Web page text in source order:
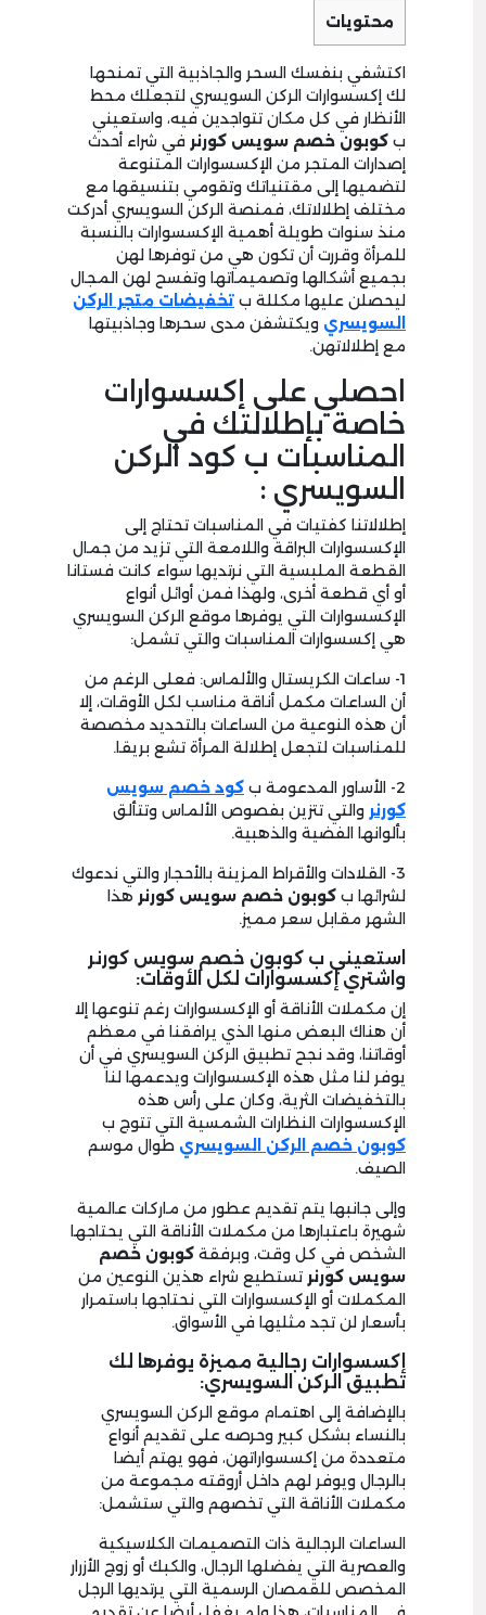
محتويات
اكتشفي بنفسك السحر والجاذبية التي تمنحها
لك إكسسوارات الركن السويسري لتجعلك محط
الأنظار في كل مكان تتواجدين فيه، واستعيني
ب كوبون خصم سويس كورنر في شراء أحدث
إصدارات المتجر من الإكسسوارات المتنوعة
لتضميها إلى مقتنياتك وتقومي بتنسيقها مع
مختلف إطلالاتك، فمنصة الركن السويسري أدركت
منذ سنوات طويلة أهمية الإكسسوارات بالنسبة
للمرأة وقررت أن تكون هي من توفرها لهن
بجميع أشكالها وتصميماتها وتفسح لهن المجال
ليحصلن عليها مكللة ب تخفيضات متجر الركن
السويسري ويكتشفن مدى سحرها وجاذبيتها
مع إطلالاتهن.
احصلي على إكسسوارات
خاصة بإطلالتك في
المناسبات ب كود الركن
السويسري :
إطلالاتنا كفتيات في المناسبات تحتاج إلى
الإكسسوارات البراقة واللامعة التي تزيد من جمال
القطعة الملبسية التي نرتديها سواء كانت فستانا
أو أي قطعة أخرى، ولهذا فمن أوائل أنواع
الإكسسوارات التي يوفرها موقع الركن السويسري
هي إكسسوارات المناسبات والتي تشمل:
1- ساعات الكريستال والألماس: فعلى الرغم من
أن الساعات مكمل أناقة مناسب لكل الأوقات، إلا
أن هذه النوعية من الساعات بالتحديد مخصصة
للمناسبات لتجعل إطلالة المرأة تشع بريقا.
2- الأساور المدعومة ب
كود خصم سويس
كورنر والتي تتزين بفصوص الألماس وتتألق
بألوانها الفضية والذهبية.
3- القلادات والأقراط المزينة بالأحجار والتي ندعوك
لشرائها ب كوبون خصم سويس كورنر هذا
الشهر مقابل سعر مميز.
استعيني ب كوبون خصم سويس كورنر
واشتري إكسسوارات لكل الأوقات:
إن مكملات الأناقة أو الإكسسوارات رغم تنوعها إلا
أن هناك البعض منها الذي يرافقنا في معظم
أوقاتنا، وقد نجح تطبيق الركن السويسري في أن
يوفر لنا مثل هذه الإكسسوارات ويدعمها لنا
بالتخفيضات الثرية، وكان على رأس هذه
الإكسسوارات النظارات الشمسية التي تتوج ب
كوبون خصم الركن السويسري طوال موسم
الصيف.
وإلى جانبها يتم تقديم عطور من ماركات عالمية
شهيرة باعتبارها من مكملات الأناقة التي يحتاجها
الشخص في كل وقت، وبرفقة كوبون خصم
سويس كورنر تستطيع شراء هذين النوعين من
المكملات أو الإكسسوارات التي نحتاجها باستمرار
بأسعار لن تجد مثليها في الأسواق.
إكسسوارات رجالية مميزة يوفرها لك
تطبيق الركن السويسري:
بالإضافة إلى اهتمام موقع الركن السويسري
بالنساء بشكل كبير وحرصه على تقديم أنواع
متعددة من إكسسواراتهن، فهو يهتم أيضا
بالرجال ويوفر لهم داخل أروقته مجموعة من
مكملات الأناقة التي تخصهم والتي ستشمل:
الساعات الرجالية ذات التصميمات الكلاسيكية
والعصرية التي يفضلها الرجال، والكبك أو زوج الأزرار
المخصص للقمصان الرسمية التي يرتديها الرجل